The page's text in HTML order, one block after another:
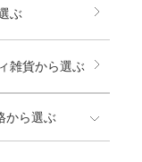
ぶ
雑貨から選ぶ
から選ぶ